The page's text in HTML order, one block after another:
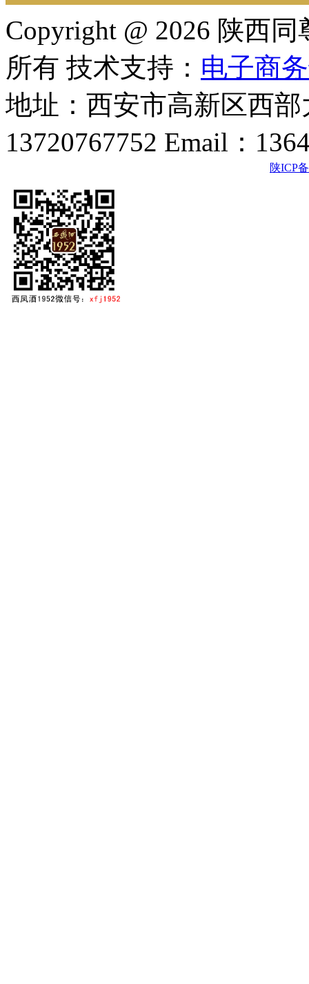
Copyright @ 2026 陕西
所有 技术支持： 电子商
地址：西安市高新区西
13720767752 Email：
陕ICP